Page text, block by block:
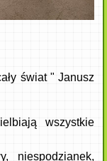
świat " Janusz
wszystkie
niespodzianek,